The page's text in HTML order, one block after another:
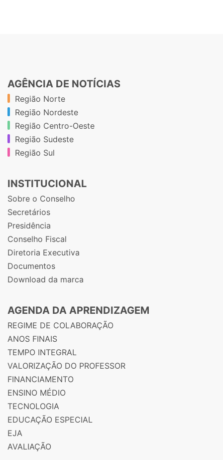
AGÊNCIA DE NOTÍCIAS
Região Norte
Região Nordeste
Região Centro-Oeste
Região Sudeste
Região Sul
INSTITUCIONAL
Sobre o Conselho
Secretários
Presidência
Conselho Fiscal
Diretoria Executiva
Documentos
Download da marca
AGENDA DA APRENDIZAGEM
REGIME DE COLABORAÇÃO
ANOS FINAIS
TEMPO INTEGRAL
VALORIZAÇÃO DO PROFESSOR
FINANCIAMENTO
ENSINO MÉDIO
TECNOLOGIA
EDUCAÇÃO ESPECIAL
EJA
AVALIAÇÃO